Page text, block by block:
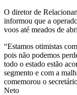
O diretor de
informou que a
voos até meados de
“Estamos otimistas
pois não podemos
todo o estado estão
segmento e com a
comemorou o
Neto